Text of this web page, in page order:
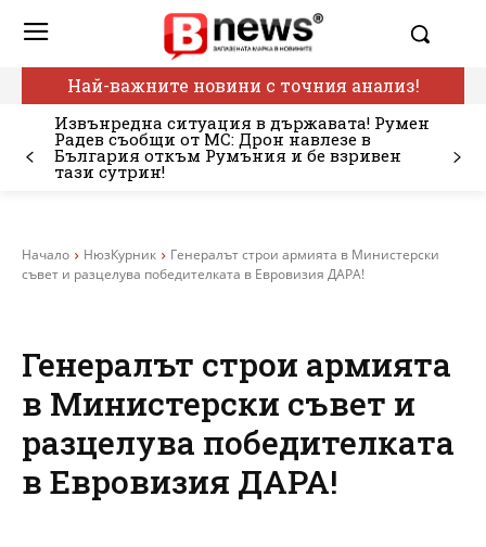
Най-важните новини с точния анализ!
Извънредна ситуация в държавата! Румен
Радев съобщи от МС: Дрон навлезе в
България откъм Румъния и бе взривен
тази сутрин!
Начало НюзКурник
Генералът строи армията в Министерски
съвет и разцелува победителката в Евровизия ДАРА!
Генералът строи армията
в Министерски съвет и
разцелува победителката
в Евровизия ДАРА!